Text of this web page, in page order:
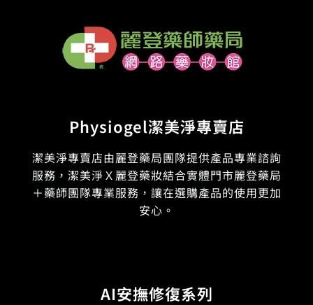
Physiogel潔美淨專賣店
潔美淨專賣店由麗登藥局團隊提供產品專業諮詢
服務，潔美淨Ｘ麗登藥妝結合實體門市麗登藥局
＋藥師團隊專業服務，讓在選購產品的使用更加
安心。
AI安撫修復系列